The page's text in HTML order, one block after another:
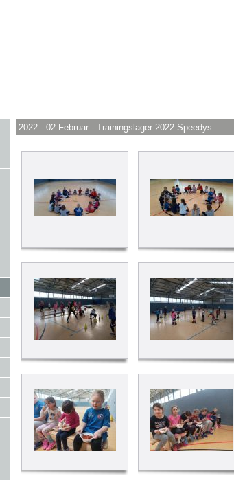
2022 - 02 Februar - Trainingslager 2022 Speedys